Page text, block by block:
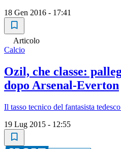
18 Gen 2016 - 17:41
Articolo
Calcio
Ozil, che classe:
dopo Arsenal-Everton
Il tasso tecnico del fantasista
19 Lug 2015 - 12:55